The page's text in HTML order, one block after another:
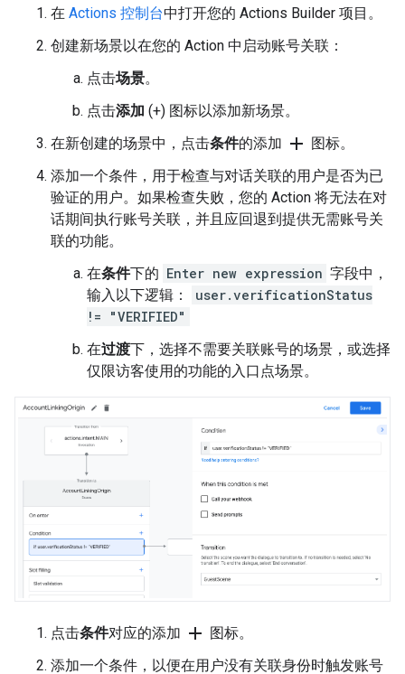
在 Actions 控制台中打开您的 Actions Builder 项目。
创建新场景以在您的 Action 中启动账号关联：
点击场景。
点击添加 (+) 图标以添加新场景。
在新创建的场景中，点击条件的添加 add 图标。
添加一个条件，用于检查与对话关联的用户是否为已
验证的用户。如果检查失败，您的 Action 将无法在对
话期间执行账号关联，并且应回退到提供无需账号关
联的功能。
在条件下的 Enter new expression 字段中，
输入以下逻辑：
user.verificationStatus
!= "VERIFIED"
在过渡下，选择不需要关联账号的场景，或选择
仅限访客使用的功能的入口点场景。
点击条件对应的添加 add 图标。
添加一个条件，以便在用户没有关联身份时触发账号